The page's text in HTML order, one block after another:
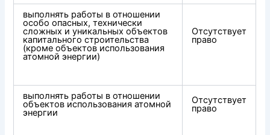
выполнять работы в отношении
особо опасных, технически
сложных и уникальных объектов
капитального строительства
(кроме объектов использования
атомной энергии)
Отсутствует
право
выполнять работы в отношении
объектов использования атомной
энергии
Отсутствует
право